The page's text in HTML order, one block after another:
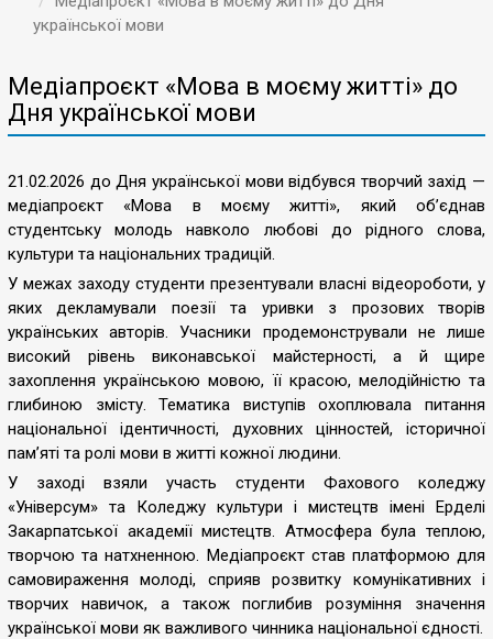
української мови
Медіапроєкт «Мова в моєму житті» до
Дня української мови
21.02.2026 до Дня української мови відбувся творчий захід —
медіапроєкт «Мова в моєму житті», який об’єднав
студентську молодь навколо любові до рідного слова,
культури та національних традицій.
У межах заходу студенти презентували власні відеороботи, у
яких декламували поезії та уривки з прозових творів
українських авторів. Учасники продемонстрували не лише
високий рівень виконавської майстерності, а й щире
захоплення українською мовою, її красою, мелодійністю та
глибиною змісту. Тематика виступів охоплювала питання
національної ідентичності, духовних цінностей, історичної
пам’яті та ролі мови в житті кожної людини.
У заході взяли участь студенти Фахового коледжу
«Універсум» та Коледжу культури і мистецтв імені Ерделі
Закарпатської академії мистецтв. Атмосфера була теплою,
творчою та натхненною. Медіапроєкт став платформою для
самовираження молоді, сприяв розвитку комунікативних і
творчих навичок, а також поглибив розуміння значення
української мови як важливого чинника національної єдності.